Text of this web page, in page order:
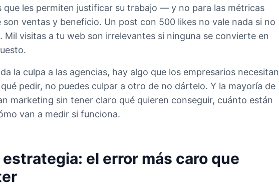
que les permiten justificar su trabajo — y no para las métricas
ventas y beneficio. Un post con 500 likes no vale nada si no
Mil visitas a tu web son irrelevantes si ninguna se convierte en
la culpa a las agencias, hay algo que los empresarios necesitan
pedir, no puedes culpar a otro de no dártelo. Y la mayoría de
marketing sin tener claro qué quieren conseguir, cuánto están
van a medir si funciona.
el error más caro que